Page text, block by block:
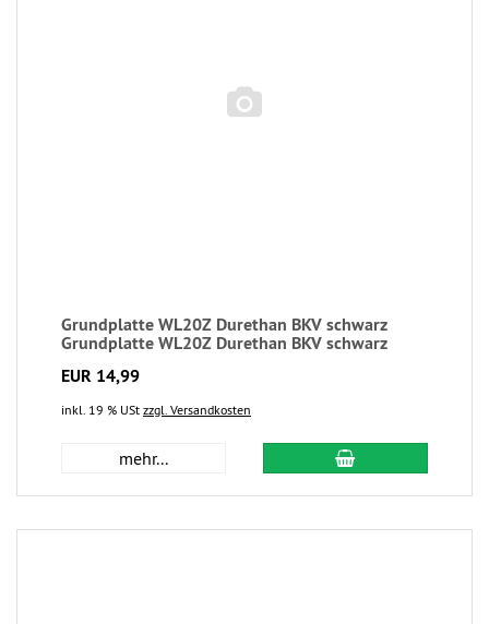
Grundplatte WL20Z Durethan BKV schwarz
Grundplatte WL20Z Durethan BKV schwarz
EUR 14,99
inkl. 19 % USt zzgl. Versandkosten
mehr...